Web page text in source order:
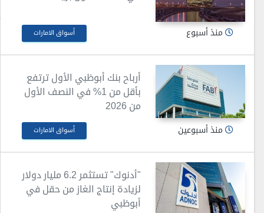
منذ أسبوع أسواق الامارات
أرباح بنك أبوظبي الأول ترتفع
بأقل من 1% في النصف الأول
من 2026
منذ أسبوعين أسواق الامارات
"أدنوك" تستثمر 6.2 مليار دولار
لزيادة إنتاج الغاز من حقل في
أبوظبي